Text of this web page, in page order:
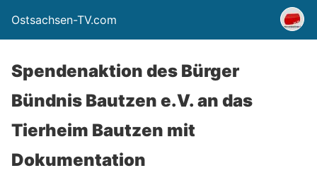
Ostsachsen-TV.com
Spendenaktion des Bürger
Bündnis Bautzen e.V. an das
Tierheim Bautzen mit
Dokumentation